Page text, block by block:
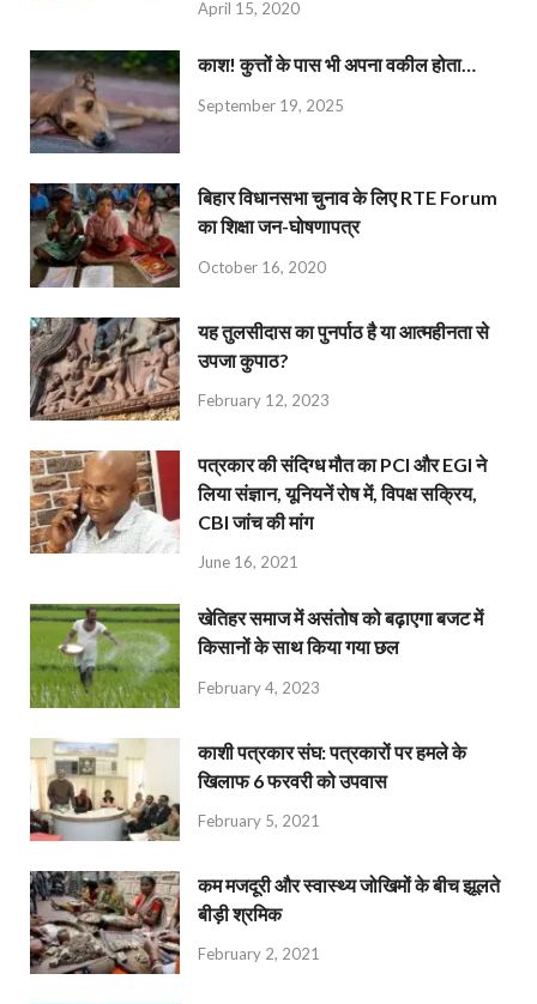
April 15, 2020
काश! कुत्तों के पास भी अपना वकील होता…
September 19, 2025
बिहार विधानसभा चुनाव के लिए RTE Forum
का शिक्षा जन-घोषणापत्र
October 16, 2020
यह तुलसीदास का पुनर्पाठ है या आत्महीनता से
उपजा कुपाठ?
February 12, 2023
पत्रकार की संदिग्ध मौत का PCI और EGI ने
लिया संज्ञान, यूनियनें रोष में, विपक्ष सक्रिय,
CBI जांच की मांग
June 16, 2021
खेतिहर समाज में असंतोष को बढ़ाएगा बजट में
किसानों के साथ किया गया छल
February 4, 2023
काशी पत्रकार संघ: पत्रकारों पर हमले के
खिलाफ 6 फरवरी को उपवास
February 5, 2021
कम मजदूरी और स्वास्थ्य जोखिमों के बीच झूलते
बीड़ी श्रमिक
February 2, 2021